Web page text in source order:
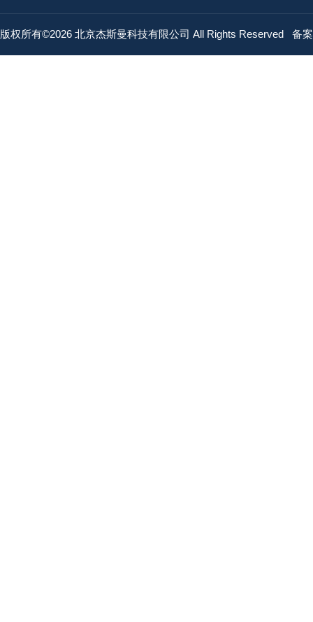
版权所有©2026 北京杰斯曼科技有限公司 All Rights Reserved 备